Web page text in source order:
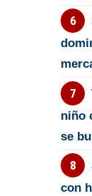
niño
se
con